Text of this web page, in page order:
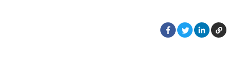
FacebookLinkedIn